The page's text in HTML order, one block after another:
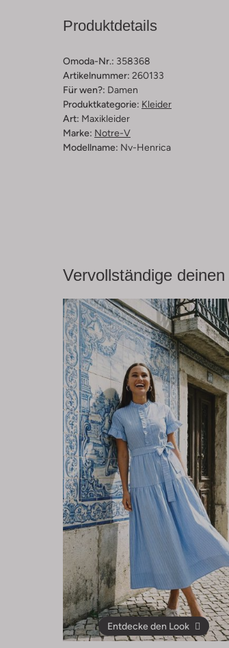
Produktdetails
Omoda-Nr.: 358368
Artikelnummer: 260133
Für wen?: Damen
Produktkategorie: Kleider
Art: Maxikleider
Marke: Notre-V
Modellname: Nv-Henrica
Vervollständige deinen
Entdecke den Look